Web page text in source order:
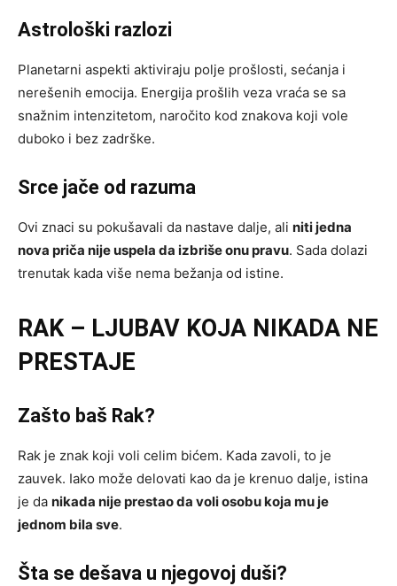
Astrološki razlozi
Planetarni aspekti aktiviraju polje prošlosti, sećanja i
nerešenih emocija. Energija prošlih veza vraća se sa
snažnim intenzitetom, naročito kod znakova koji vole
duboko i bez zadrške.
Srce jače od razuma
Ovi znaci su pokušavali da nastave dalje, ali niti jedna
nova priča nije uspela da izbriše onu pravu. Sada dolazi
trenutak kada više nema bežanja od istine.
RAK – LJUBAV KOJA NIKADA NE
PRESTAJE
Zašto baš Rak?
Rak je znak koji voli celim bićem. Kada zavoli, to je
zauvek. Iako može delovati kao da je krenuo dalje, istina
je da nikada nije prestao da voli osobu koja mu je
jednom bila sve.
Šta se dešava u njegovoj duši?